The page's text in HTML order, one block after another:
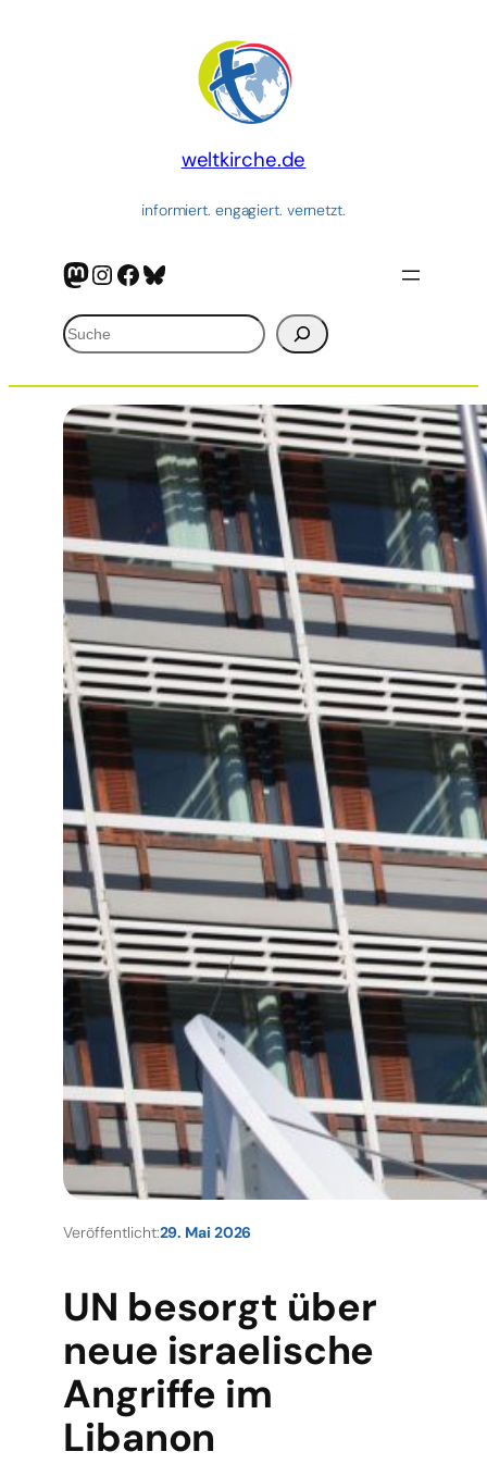
weltkirche.de
informiert. engagiert. vernetzt.
Mastodon
Instagram
Facebook
Bluesky
Suchen
Veröffentlicht:29. Mai 2026
UN besorgt über
neue israelische
Angriffe im
Libanon